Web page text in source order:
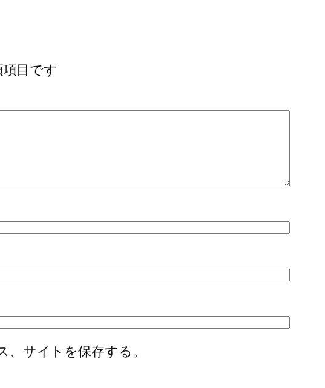
目です
サイトを保存する。